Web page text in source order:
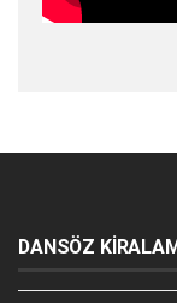
DANSÖZ